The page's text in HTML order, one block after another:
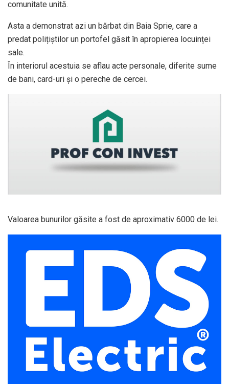
comunitate unită.
Asta a demonstrat azi un bărbat din Baia Sprie, care a
predat polițiștilor un portofel găsit în apropierea locuinței
sale.
În interiorul acestuia se aflau acte personale, diferite sume
de bani, card-uri și o pereche de cercei.
Valoarea bunurilor găsite a fost de aproximativ 6000 de lei.